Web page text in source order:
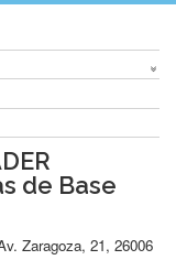
de Base
Zaragoza, 21, 26006